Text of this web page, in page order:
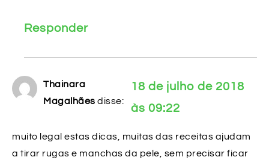
Responder
Thainara
Magalhães disse:
18 de julho de 2018
às 09:22
muito legal estas dicas, muitas das receitas ajudam
a tirar rugas e manchas da pele, sem precisar ficar